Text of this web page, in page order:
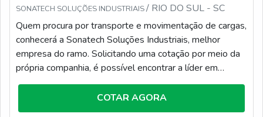
SONATECH SOLUÇÕES INDUSTRIAIS/ RIO DO SUL - SC
Quem procura por transporte e movimentação de cargas,
conhecerá a Sonatech Soluções Industriais, melhor
empresa do ramo. Solicitando uma cotação por meio da
própria companhia, é possível encontrar a líder em
qualidade.Quando a questão é transporte e
movimentação de cargas, com os profissionais da
Sonatech Soluções Industriais o cliente conseguirá ótima
COTAR AGORA